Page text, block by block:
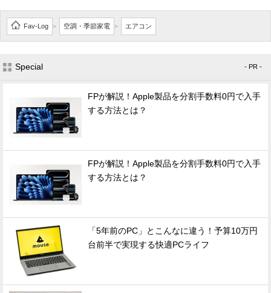
Fav-Log > 空調・季節家電 > エアコン
Special - PR -
FPが解説！Apple製品を分割手数料0円で入手
する方法とは？
FPが解説！Apple製品を分割手数料0円で入手
する方法とは？
「5年前のPC」とこんなに違う！予算10万円
台前半で実現する快適PCライフ